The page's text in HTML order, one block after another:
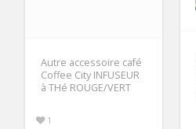
Autre accessoire café
Coffee City INFUSEUR
à THé ROUGE/VERT
1